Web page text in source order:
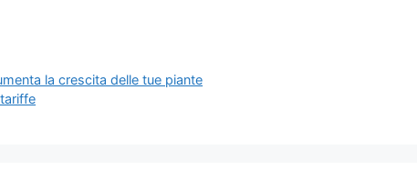
la crescita delle tue piante